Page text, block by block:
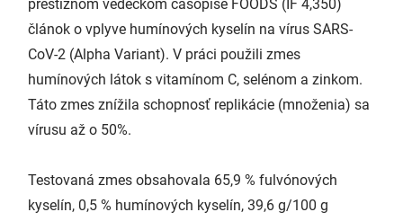
prestížnom vedeckom časopise FOODS (IF 4,350)
článok o vplyve humínových kyselín na vírus SARS-
CoV-2 (Alpha Variant). V práci použili zmes
humínových látok s vitamínom C, selénom a zinkom.
Táto zmes znížila schopnosť replikácie (množenia) sa
vírusu až o 50%.
Testovaná zmes obsahovala 65,9 % fulvónových
kyselín, 0,5 % humínových kyselín, 39,6 g/100 g